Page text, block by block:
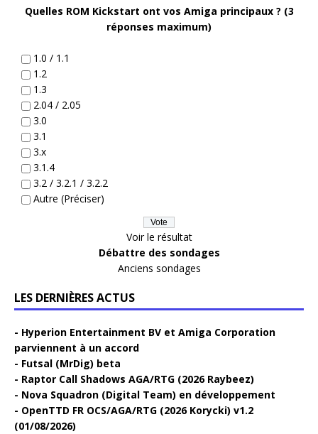
Quelles ROM Kickstart ont vos Amiga principaux ? (3
réponses maximum)
1.0 / 1.1
1.2
1.3
2.04 / 2.05
3.0
3.1
3.x
3.1.4
3.2 / 3.2.1 / 3.2.2
Autre (Préciser)
Voir le résultat
Débattre des sondages
Anciens sondages
LES DERNIÈRES ACTUS
Hyperion Entertainment BV et Amiga Corporation
parviennent à un accord
Futsal (MrDig) beta
Raptor Call Shadows AGA/RTG (2026 Raybeez)
Nova Squadron (Digital Team) en développement
OpenTTD FR OCS/AGA/RTG (2026 Korycki) v1.2
(01/08/2026)